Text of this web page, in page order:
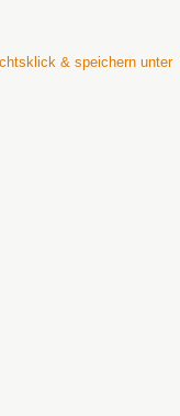
& speichern unter